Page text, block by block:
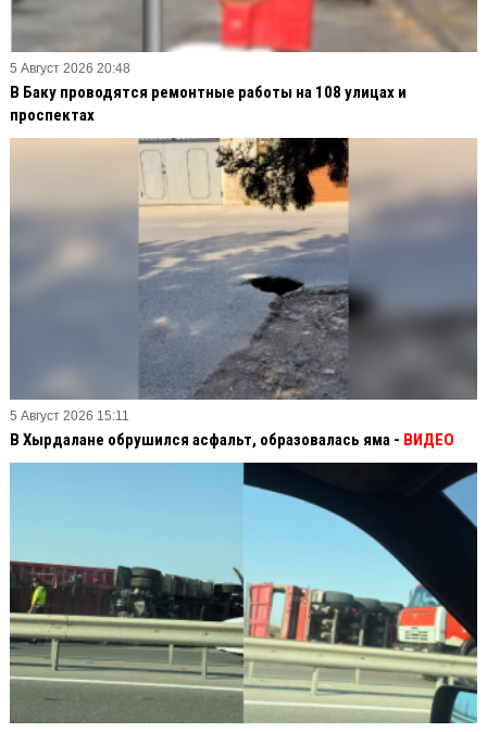
5 Август 2026 20:48
В Баку проводятся ремонтные работы на 108 улицах и
проспектах
5 Август 2026 15:11
В Хырдалане обрушился асфальт, образовалась яма - ВИДЕО